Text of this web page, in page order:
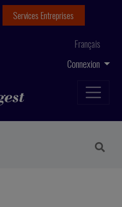
Connexion
Français
Services Entreprises